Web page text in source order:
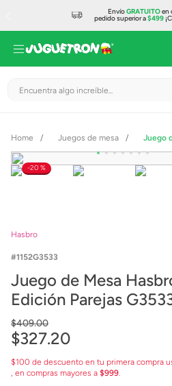
EnvíoGRATUITOen
pedido superior a$499
Encuentra algo increíble...
Juegos de mesa
20 %
Hasbro
1152G3533
Juego de Mesa
Edición Parejas
$409.00
$327.20
$100 de descuento en tu primera compra
, en compras mayores a $999.